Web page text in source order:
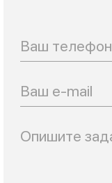
Телефон
Email